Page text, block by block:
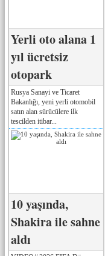
Yerli oto alana 1
yıl ücretsiz
otopark
Rusya Sanayi ve Ticaret
Bakanlığı, yeni yerli otomobil
satın alan sürücülere ilk
tescilden itibar...
10 yaşında,
Shakira ile sahne
aldı